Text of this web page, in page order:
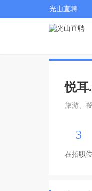
光山直聘
悦耳
旅游、
3
在招职位